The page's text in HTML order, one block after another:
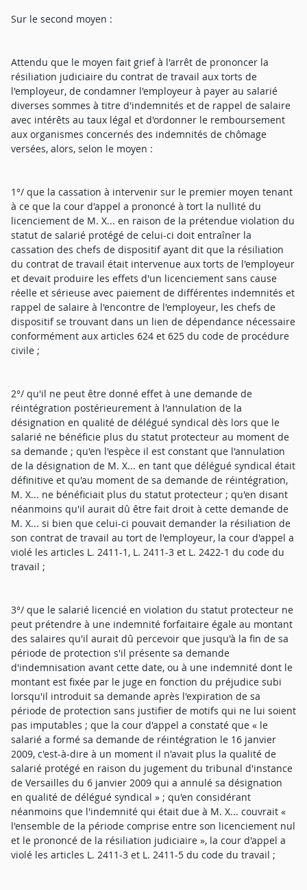
Sur le second moyen :
Attendu que le moyen fait grief à l'arrêt de prononcer la
résiliation judiciaire du contrat de travail aux torts de
l'employeur, de condamner l'employeur à payer au salarié
diverses sommes à titre d'indemnités et de rappel de salaire
avec intérêts au taux légal et d'ordonner le remboursement
aux organismes concernés des indemnités de chômage
versées, alors, selon le moyen :
1°/ que la cassation à intervenir sur le premier moyen tenant
à ce que la cour d'appel a prononcé à tort la nullité du
licenciement de M. X... en raison de la prétendue violation du
statut de salarié protégé de celui-ci doit entraîner la
cassation des chefs de dispositif ayant dit que la résiliation
du contrat de travail était intervenue aux torts de l'employeur
et devait produire les effets d'un licenciement sans cause
réelle et sérieuse avec paiement de différentes indemnités et
rappel de salaire à l'encontre de l'employeur, les chefs de
dispositif se trouvant dans un lien de dépendance nécessaire
conformément aux articles 624 et 625 du code de procédure
civile ;
2°/ qu'il ne peut être donné effet à une demande de
réintégration postérieurement à l'annulation de la
désignation en qualité de délégué syndical dès lors que le
salarié ne bénéficie plus du statut protecteur au moment de
sa demande ; qu'en l'espèce il est constant que l'annulation
de la désignation de M. X... en tant que délégué syndical était
définitive et qu'au moment de sa demande de réintégration,
M. X... ne bénéficiait plus du statut protecteur ; qu'en disant
néanmoins qu'il aurait dû être fait droit à cette demande de
M. X... si bien que celui-ci pouvait demander la résiliation de
son contrat de travail au tort de l'employeur, la cour d'appel a
violé les articles L. 2411-1, L. 2411-3 et L. 2422-1 du code du
travail ;
3°/ que le salarié licencié en violation du statut protecteur ne
peut prétendre à une indemnité forfaitaire égale au montant
des salaires qu'il aurait dû percevoir que jusqu'à la fin de sa
période de protection s'il présente sa demande
d'indemnisation avant cette date, ou à une indemnité dont le
montant est fixée par le juge en fonction du préjudice subi
lorsqu'il introduit sa demande après l'expiration de sa
période de protection sans justifier de motifs qui ne lui soient
pas imputables ; que la cour d'appel a constaté que « le
salarié a formé sa demande de réintégration le 16 janvier
2009, c'est-à-dire à un moment il n'avait plus la qualité de
salarié protégé en raison du jugement du tribunal d'instance
de Versailles du 6 janvier 2009 qui a annulé sa désignation
en qualité de délégué syndical » ; qu'en considérant
néanmoins que l'indemnité qui était due à M. X... couvrait «
l'ensemble de la période comprise entre son licenciement nul
et le prononcé de la résiliation judiciaire », la cour d'appel a
violé les articles L. 2411-3 et L. 2411-5 du code du travail ;